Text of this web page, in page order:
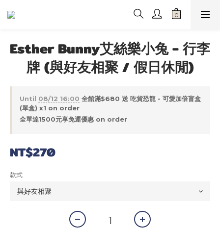
Esther Bunny艾絲樂小兔 - 行李
牌 (與好友相聚 / 假日休閒)
Until 08/12 16:00 全館滿$680 送 吃貨恐龍 - 可愛加倍盲盒
(單盒) x1 on order
全單達1500元享免運優惠 on order
NT$270
款式